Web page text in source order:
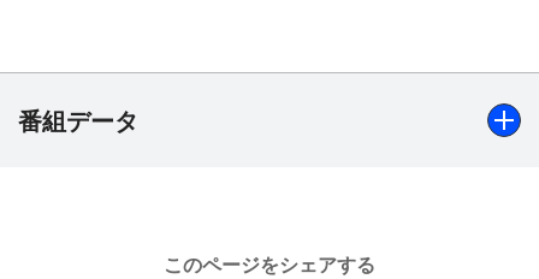
堀の三枝に頼まれて平吉という男を捕まえるため
に、平吉の女であるおこのを見張っていたのだ。や
がてその事実が発覚する…。
番組データ
石坂浩二、佐久間良子、長谷川哲夫、園佳也子、港喜伊
このページをシェアする